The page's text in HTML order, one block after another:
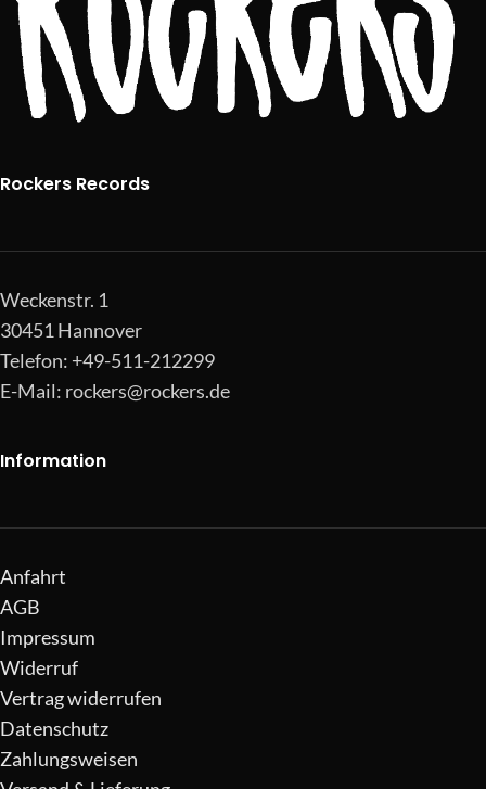
Rockers Records
Weckenstr. 1
30451 Hannover
Telefon: +49-511-212299
E-Mail: rockers@rockers.de
Information
Anfahrt
AGB
Impressum
Widerruf
Vertrag widerrufen
Datenschutz
Zahlungsweisen